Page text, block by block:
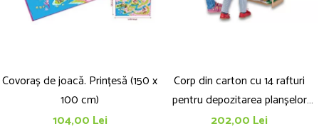
Covoraș de joacă. Prințesă (150 x
100 cm)
104,00 Lei
Corp din carton cu 14 rafturi
pentru depozitarea planșelor
proaspăt pictate, 110 x 46 x 33
202,00 Lei